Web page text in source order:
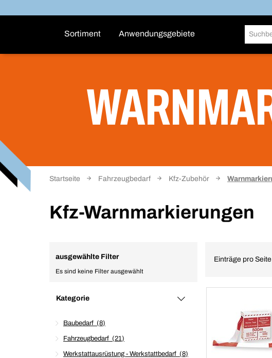
Sortiment Anwendungsgebiete
Startseite Fahrzeugbedarf Kfz-Zubehör
Kfz-Warnmarkierungen
ausgewählte Filter
Es sind keine Filter ausgewählt
Kategorie
Baubedarf 8
Fahrzeugbedarf 21
Werkstattausrüstung - Werkstattbedarf 8
Einträge pro Seite